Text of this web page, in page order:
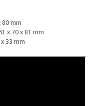
mm
x 70 x 81 mm
33 mm